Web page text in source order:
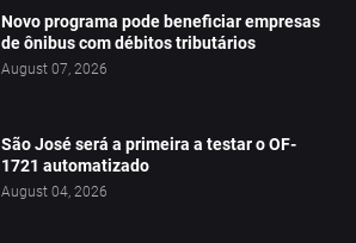
Novo programa pode beneficiar empresas
de ônibus com débitos tributários
August 07, 2026
São José será a primeira a testar o OF-
1721 automatizado
August 04, 2026